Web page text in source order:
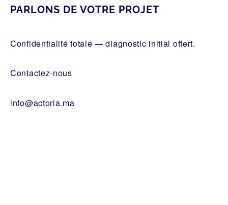
PARLONS DE VOTRE PROJET
Confidentialité totale — diagnostic initial offert.
Contactez-nous
info@actoria.ma